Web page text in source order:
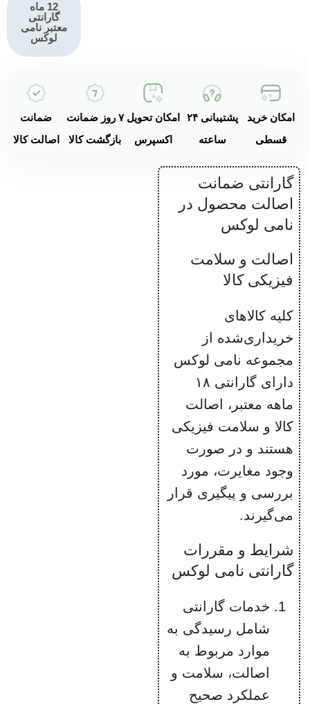
12 ماه
گارانتی
معتبر نامی
لوکس
امکان خرید
قسطی
پشتیبانی ۲۴
ساعته
امکان تحویل
اکسپرس
۷ روز ضمانت
بازگشت کالا
ضمانت
اصالت کالا
گارانتی ضمانت
اصالت محصول در
نامی لوکس
اصالت و سلامت
فیزیکی کالا
کلیه کالاهای
خریداری‌شده از
مجموعه نامی لوکس
دارای گارانتی ۱۸
ماهه معتبر، اصالت
کالا و سلامت فیزیکی
هستند و در صورت
وجود مغایرت، مورد
بررسی و پیگیری قرار
می‌گیرند.
شرایط و مقررات
گارانتی نامی لوکس
خدمات گارانتی
شامل رسیدگی به
موارد مربوط به
اصالت، سلامت و
عملکرد صحیح